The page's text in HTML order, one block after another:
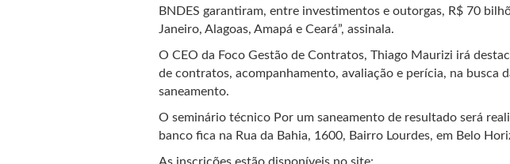
BNDES garantiram, entre investimentos e outorgas, R$ 70
Janeiro, Alagoas, Amapá e Ceará”, assinala.
O CEO da Foco Gestão de Contratos, Thiago Maurizi irá
de contratos, acompanhamento, avaliação e perícia, na busca
saneamento.
O seminário técnico Por um saneamento de resultado será
banco fica na Rua da Bahia, 1600, Bairro Lourdes, em Belo